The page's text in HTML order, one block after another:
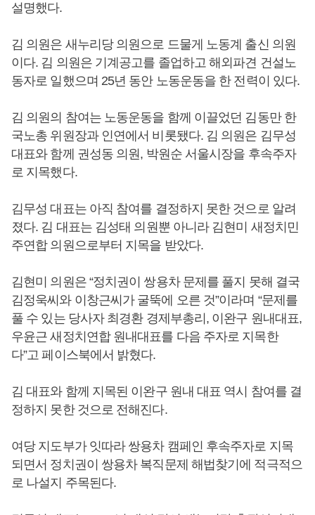
설명했다.
김 의원은 새누리당 의원으로 드물게 노동계 출신 의원
이다. 김 의원은 기계공고를 졸업하고 해외파견 건설노
동자로 일했으며 25년 동안 노동운동을 한 전력이 있다.
김 의원의 참여는 노동운동을 함께 이끌었던 김동만 한
국노총 위원장과 인연에서 비롯됐다. 김 의원은 김무성
대표와 함께 권성동 의원, 박원순 서울시장을 후속주자
로 지목했다.
김무성 대표는 아직 참여를 결정하지 못한 것으로 알려
졌다. 김 대표는 김성태 의원뿐 아니라 김현미 새정치민
주연합 의원으로부터 지목을 받았다.
김현미 의원은 “정치권이 쌍용차 문제를 풀지 못해 결국
김정욱씨와 이창근씨가 굴뚝에 오른 것”이라며 “문제를
풀 수 있는 당사자 최경환 경제부총리, 이완구 원내대표,
우윤근 새정치연합 원내대표를 다음 주자로 지목한
다”고 페이스북에서 밝혔다.
김 대표와 함께 지목된 이완구 원내 대표 역시 참여를 결
정하지 못한 것으로 전해진다.
여당 지도부가 잇따라 쌍용차 캠페인 후속주자로 지목
되면서 정치권이 쌍용차 복직문제 해법찾기에 적극적으
로 나설지 주목된다.